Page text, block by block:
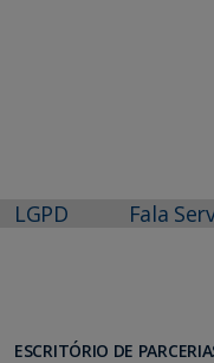
LGPD Fala
ESCRITÓRIO DE